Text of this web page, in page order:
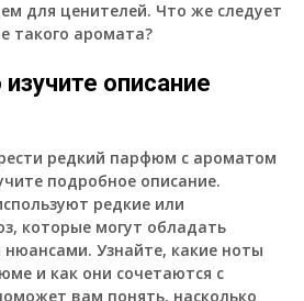
для ценителей. Что же следует
такого аромата?
описание
редкий парфюм с ароматом
подробное описание.
редкие или
которые могут обладать
Узнайте, какие ноты
и как они сочетаются с
вам понять, насколько